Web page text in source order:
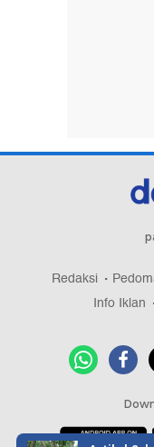
Redaksi
Info Iklan